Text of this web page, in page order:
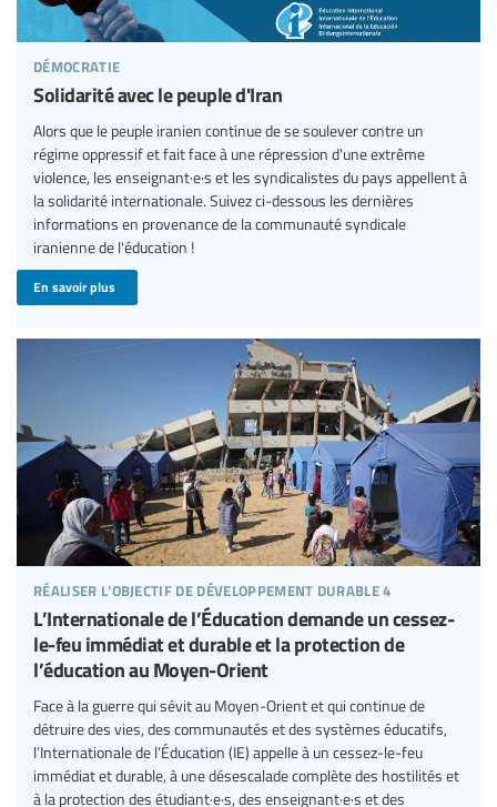
démocratie
Solidarité avec le peuple d'Iran
Alors que le peuple iranien continue de se soulever contre un
régime oppressif et fait face à une répression d'une extrême
violence, les enseignant·e·s et les syndicalistes du pays appellent à
la solidarité internationale. Suivez ci-dessous les dernières
informations en provenance de la communauté syndicale
iranienne de l'éducation !
En savoir plus
réaliser l’objectif de développement durable 4
L’Internationale de l’Éducation demande un cessez-
le-feu immédiat et durable et la protection de
l’éducation au Moyen-Orient
Face à la guerre qui sévit au Moyen-Orient et qui continue de
détruire des vies, des communautés et des systèmes éducatifs,
l’Internationale de l’Éducation (IE) appelle à un cessez-le-feu
immédiat et durable, à une désescalade complète des hostilités et
à la protection des étudiant·e·s, des enseignant·e·s et des